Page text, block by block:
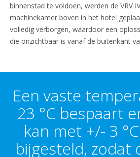
binnenstad te voldoen, werden de VRV
machinekamer boven in het hotel
volledig verborgen, waardoor een
die onzichtbaar is vanaf de buitenkant
Een vaste
23 °C bespaart
kan met +/- 3
bijgesteld, zodat